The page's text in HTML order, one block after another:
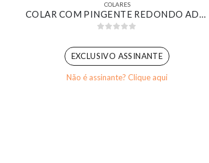
COLARES
COLAR COM PINGENTE REDONDO ADORNO CRAVEJADO COM ZIRCÔNIA MARROM BANHADO EM OURO 18K
EXCLUSIVO ASSINANTE
Não é assinante? Clique aqui